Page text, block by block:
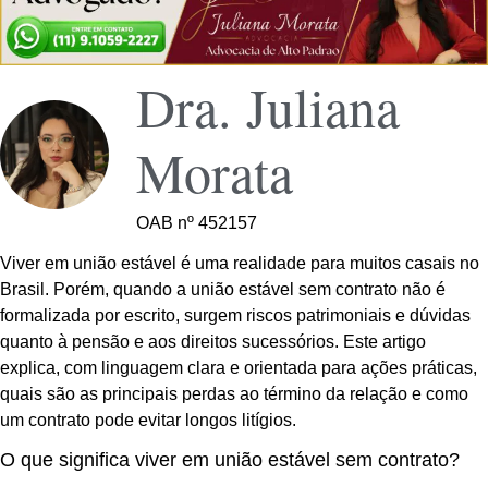
Dra. Juliana
Morata
OAB nº 452157
Viver em união estável é uma realidade para muitos casais no
Brasil. Porém, quando a união estável sem contrato não é
formalizada por escrito, surgem riscos patrimoniais e dúvidas
quanto à pensão e aos direitos sucessórios. Este artigo
explica, com linguagem clara e orientada para ações práticas,
quais são as principais perdas ao término da relação e como
um contrato pode evitar longos litígios.
O que significa viver em união estável sem contrato?